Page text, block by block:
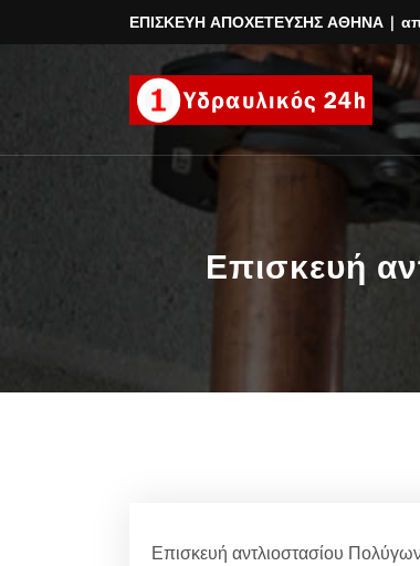
ΕΠΙΣΚΕΥΗ ΑΠΟΧΕΤΕΥΣΗΣ ΑΘΗΝΑ |
Επισκευή
Επισκευή αντλιοστασίου